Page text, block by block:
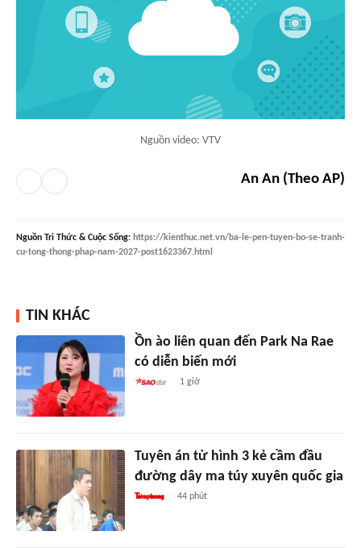
Nguồn video: VTV
An An (Theo AP)
Nguồn Tri Thức & Cuộc Sống: https://kienthuc.net.vn/ba-le-pen-tuyen-bo-se-tranh-
cu-tong-thong-phap-nam-2027-post1623367.html
TIN KHÁC
Ồn ào liên quan đến Park Na Rae
có diễn biến mới
1 giờ
Tuyên án tử hình 3 kẻ cầm đầu
đường dây ma túy xuyên quốc gia
44 phút